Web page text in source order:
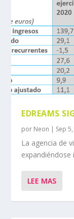
EDREAMS
por Neon | Sep
La agencia de
LEE MAS